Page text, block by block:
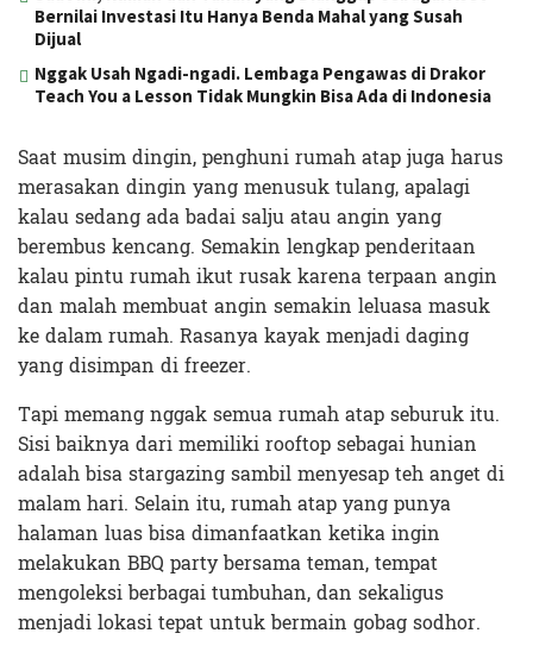
Bernilai Investasi Itu Hanya Benda Mahal yang Susah
Dijual
Nggak Usah Ngadi-ngadi. Lembaga Pengawas di Drakor
Teach You a Lesson Tidak Mungkin Bisa Ada di Indonesia
Saat musim dingin, penghuni rumah atap juga harus
merasakan dingin yang menusuk tulang, apalagi
kalau sedang ada badai salju atau angin yang
berembus kencang. Semakin lengkap penderitaan
kalau pintu rumah ikut rusak karena terpaan angin
dan malah membuat angin semakin leluasa masuk
ke dalam rumah. Rasanya kayak menjadi daging
yang disimpan di freezer.
Tapi memang nggak semua rumah atap seburuk itu.
Sisi baiknya dari memiliki rooftop sebagai hunian
adalah bisa stargazing sambil menyesap teh anget di
malam hari. Selain itu, rumah atap yang punya
halaman luas bisa dimanfaatkan ketika ingin
melakukan BBQ party bersama teman, tempat
mengoleksi berbagai tumbuhan, dan sekaligus
menjadi lokasi tepat untuk bermain gobag sodhor.